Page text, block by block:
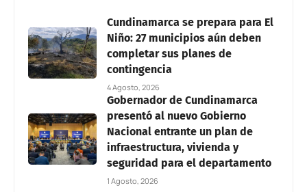
Cundinamarca se prepara para El
Niño: 27 municipios aún deben
completar sus planes de
contingencia
4 Agosto, 2026
Gobernador de Cundinamarca
presentó al nuevo Gobierno
Nacional entrante un plan de
infraestructura, vivienda y
seguridad para el departamento
1 Agosto, 2026